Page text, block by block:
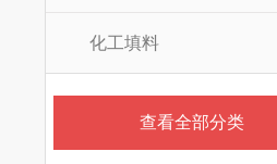
化工填料
查看全部分类